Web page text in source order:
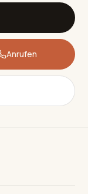
Anrufen